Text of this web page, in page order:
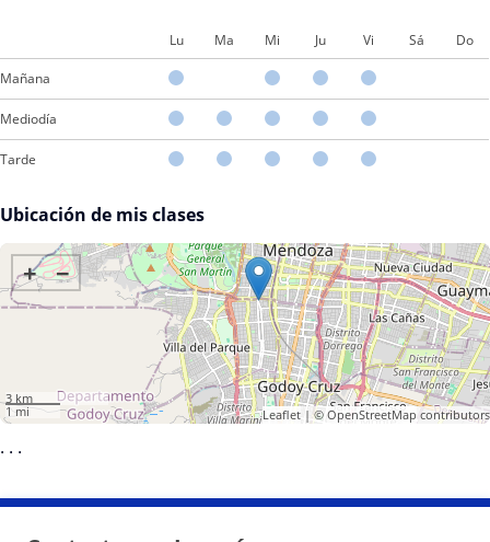
Lu Ma Mi Ju Vi Sá Do
Mañana
Mediodía
Tarde
Ubicación de mis clases
+ −
3 km
1 mi
Leaflet| © OpenStreetMap contributors
· · ·